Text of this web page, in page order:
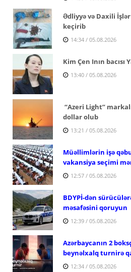
Ədliyyə və Daxili
keçirib
14:34 / 05.08.2026
Kim Çen Inın bacısı
13:40 / 05.08.2026
“Azeri Light”
dollar olub
13:21 / 05.08.2026
Müəllimlərin işə
vakansiya seçimi
12:57 / 05.08.2026
BDYPİ-dən
məsafəsini qoruyun
12:39 / 05.08.2026
Azərbaycanın 2
beynəlxalq turnirə
12:34 / 05.08.2026